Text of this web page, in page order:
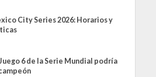
City Series 2026: Horarios y
Juego 6 de la Serie Mundial podría